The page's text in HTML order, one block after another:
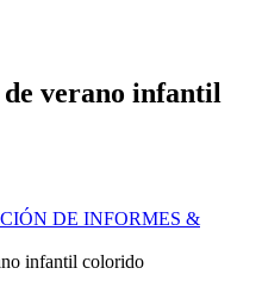
verano infantil
DE INFORMES &
infantil colorido